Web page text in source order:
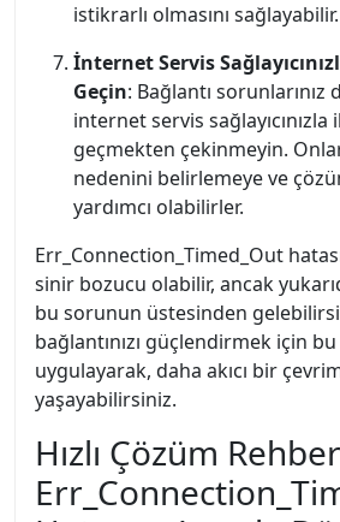
istikrarlı olmasını sağlayabilir.
İnternet Servis
Geçin: Bağlantı sorunlarınız
internet servis sağlayıcınızla
geçmekten çekinmeyin.
nedenini belirlemeye ve
yardımcı olabilirler.
Err_Connection_Timed_Out
sinir bozucu olabilir, ancak
bu sorunun üstesinden
bağlantınızı güçlendirmek için bu
uygulayarak, daha akıcı bir
yaşayabilirsiniz.
Hızlı Çözüm